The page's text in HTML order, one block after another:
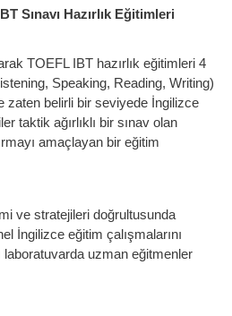
Sınavı Hazırlık Eğitimleri
TOEFL IBT hazırlık eğitimleri 4
Speaking, Reading, Writing)
zaten belirli bir seviyede İngilizce
taktik ağırlıklı bir sınav olan
amaçlayan bir eğitim
ve stratejileri doğrultusunda
İngilizce eğitim çalışmalarını
uzman eğitmenler